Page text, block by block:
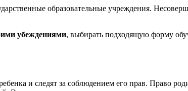
образовательные учреждения.
убеждениями, выбирать подходящую форму
и следят за соблюдением его прав. Право